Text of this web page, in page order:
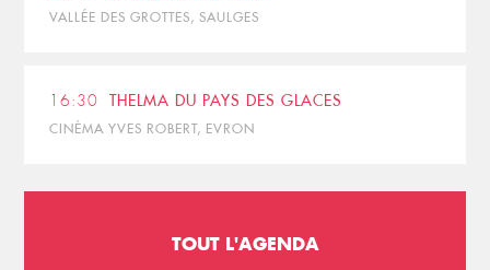
VALLÉE DES GROTTES, SAULGES
16:30 THELMA DU PAYS DES GLACES
CINÉMA YVES ROBERT, EVRON
TOUT L'AGENDA